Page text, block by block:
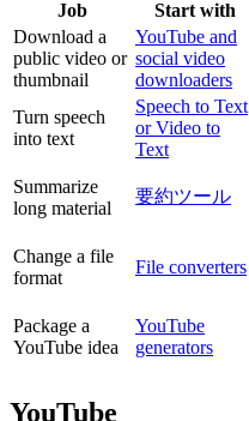
Job Start with
Download a
public video or
thumbnail
YouTube and
social video
downloaders
Turn speech
into text
Speech to Text
or Video to
Text
Summarize
long material
要約ツール
Change a file
format
File converters
Package a
YouTube idea
YouTube
generators
YouTube